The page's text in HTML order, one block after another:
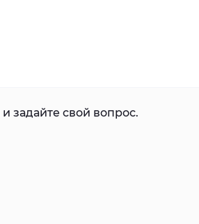
задайте свой вопрос.